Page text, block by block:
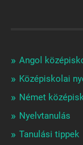
Angol
Középiskolai
Német
Nyelvtanulás
Tanulási tippek